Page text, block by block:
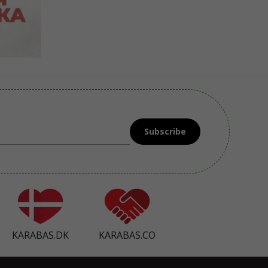
Subscribe
KARABAS.DK KARABAS.CO